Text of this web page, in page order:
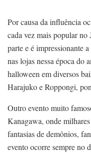
Por causa da influência
cada vez mais popular no
parte e é impressionante
nas lojas nessa época do
halloween em diversos
Harajuko e Roppongi,
Outro evento muito
Kanagawa, onde
fantasias de demônios,
evento ocorre sempre no